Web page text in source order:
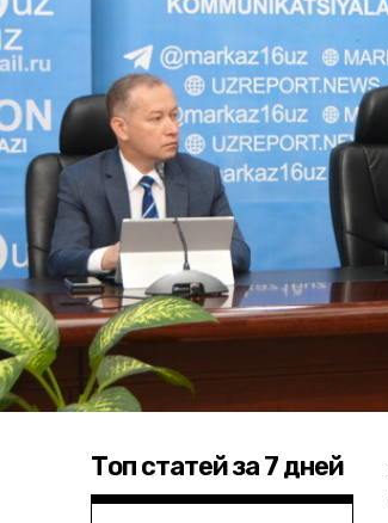
Топ статей за 7 дней